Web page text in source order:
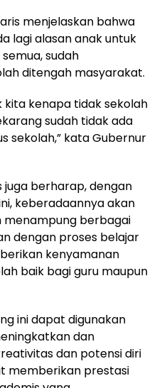
menjelaskan bahwa
lagi alasan anak untuk
sudah
ditengah masyarakat.
kita kenapa tidak sekolah
sudah tidak ada
sekolah,” kata Gubernur
juga berharap, dengan
keberadaannya akan
berbagai
dengan proses belajar
kenyamanan
baik bagi guru maupun
ini dapat digunakan
dan
dan potensi diri
memberikan prestasi